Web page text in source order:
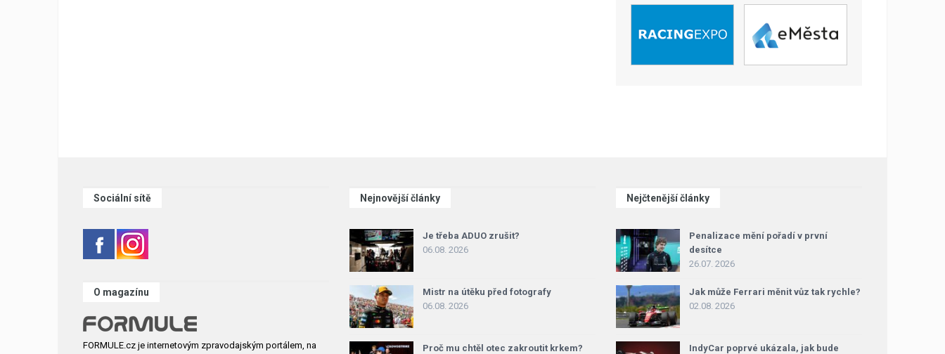
Sociální sítě
O magazínu
FORMULE.cz je internetovým zpravodajským portálem, na
Nejnovější články
Je třeba ADUO zrušit?
06.08. 2026
Mistr na útěku před fotografy
06.08. 2026
Proč mu chtěl otec zakroutit krkem?
Nejčtenější články
Penalizace mění pořadí v první
desítce
26.07. 2026
Jak může Ferrari měnit vůz tak rychle?
02.08. 2026
IndyCar poprvé ukázala, jak bude